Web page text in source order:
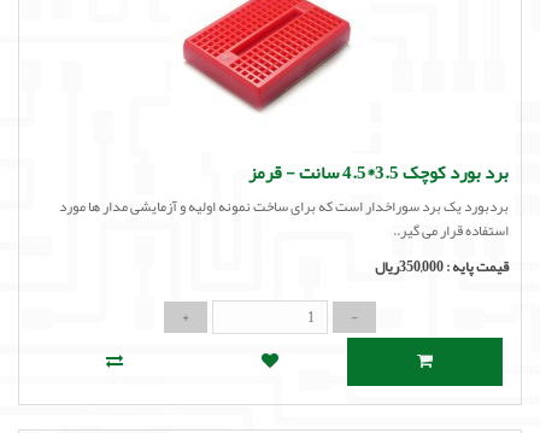
برد بورد کوچک 3.5*4.5 سانت - قرمز
بردبورد یک برد سوراخدار است که برای ساخت نمونه اولیه و آزمایشی مدار ها مورد
استفاده قرار می گیر..
قیمت پایه :350,000ریال